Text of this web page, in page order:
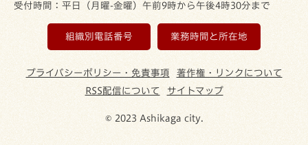
受付時間：平日（月曜-金曜）午前9時から午後4時30分まで
組織別電話番号 業務時間と所在地
プライバシーポリシー・免責事項
著作権・リンクについて
RSS配信について
サイトマップ
© 2023 Ashikaga city.